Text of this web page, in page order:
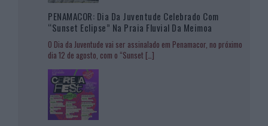
PENAMACOR: Dia Da Juventude Celebrado Com
“Sunset Eclipse” Na Praia Fluvial Da Meimoa
O Dia da Juventude vai ser assinalado em Penamacor, no próximo
dia 12 de agosto, com o “Sunset […]